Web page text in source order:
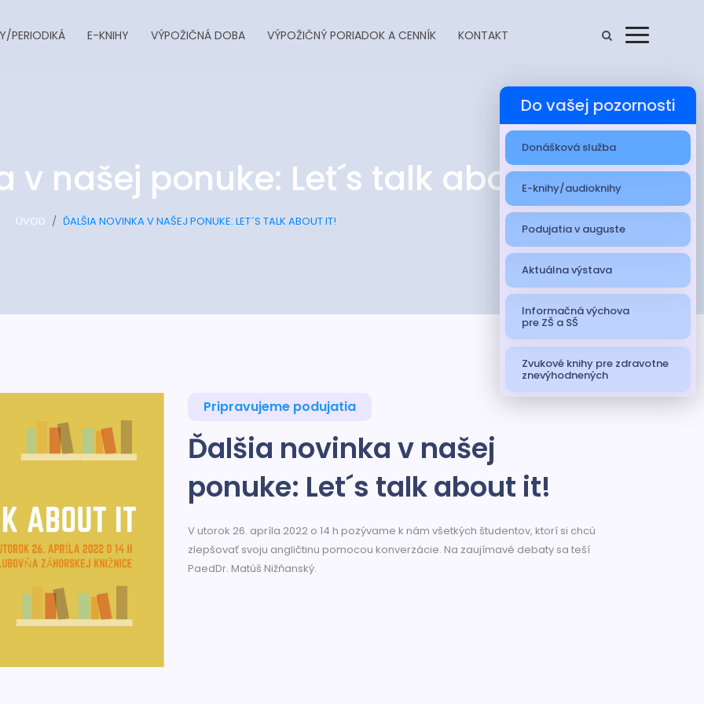
PERIODIKÁ E-KNIHY VÝPOŽIČNÁ DOBA VÝPOŽIČNÝ PORIADOK A CENNÍK KONTAKT
v našej ponuke: Let´s talk about it!
ÚVOD ĎALŠIA NOVINKA V NAŠEJ PONUKE: LET´S TALK ABOUT IT!
Pripravujeme podujatia
Ďalšia novinka v našej
ponuke: Let´s talk about it!
V utorok 26. apríla 2022 o 14 h pozývame k nám všetkých študentov, ktorí si chcú
zlepšovať svoju angličtinu pomocou konverzácie. Na zaujímavé debaty sa teší
PaedDr. Matúš Nižňanský.
Do vašej pozornosti
Donášková služba
E-knihy/audioknihy
Podujatia v auguste
Aktuálna výstava
Informačná výchova
pre ZŠ a SŠ
Zvukové knihy pre zdravotne
znevýhodnených